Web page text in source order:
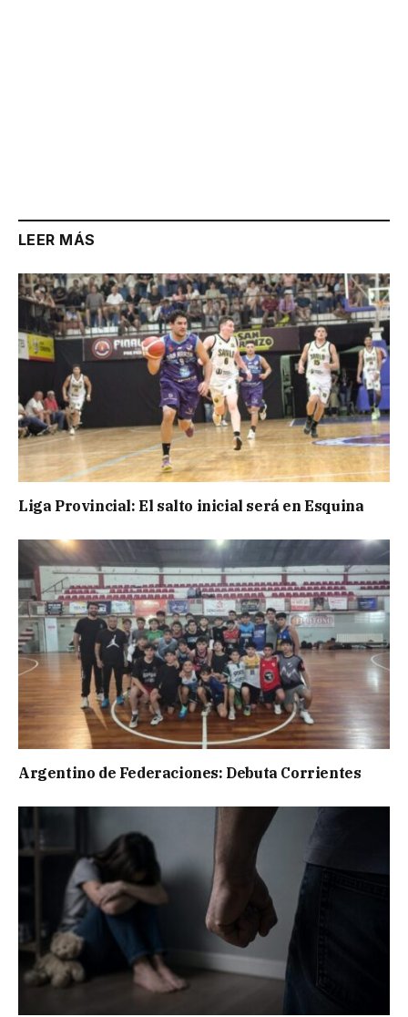
LEER MÁS
Liga Provincial: El salto inicial será en Esquina
Argentino de Federaciones: Debuta Corrientes